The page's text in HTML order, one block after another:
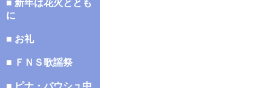
■ 新年は花火ととも
に
■ お礼
■ ＦＮＳ歌謡祭
■ ピナ・バウシュ中